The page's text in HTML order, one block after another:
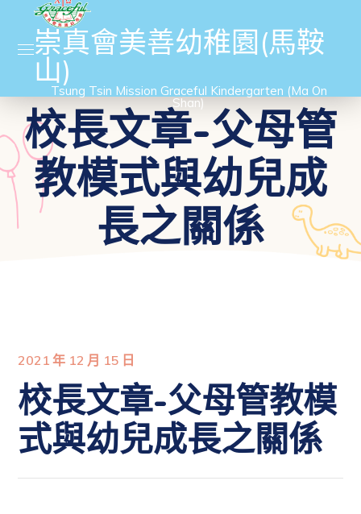
崇真會美善幼稚園(馬鞍
山)
Tsung Tsin Mission Graceful Kindergarten (Ma On
Shan)
校長文章-父母管
教模式與幼兒成
長之關係
2021 年 12 月 15 日
校長文章-父母管教模
式與幼兒成長之關係